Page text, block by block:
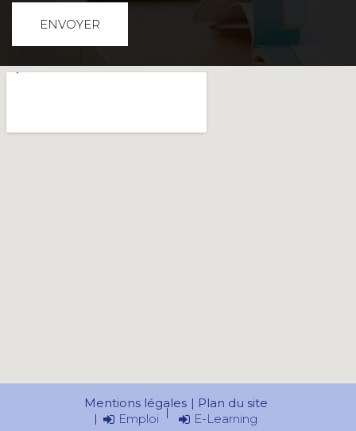
Mentions légales
Plan du site
Emploi
E-Learning